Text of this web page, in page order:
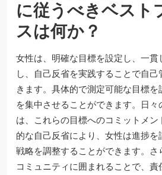
に従うべきベスト
スは何か？
女性は、明確な目標を設定し、一
し、自己反省を実践することで自
きます。具体的で測定可能な目標
を集中させることができます。日
は、これらの目標へのコミットメ
的な自己反省により、女性は進捗
戦略を調整することができます。
コミュニティに囲まれることで、責